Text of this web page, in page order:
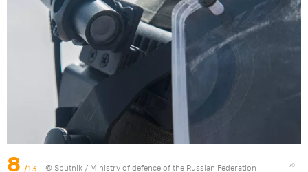
8 /13 © Sputnik / Ministry of defence of the Russian Federation